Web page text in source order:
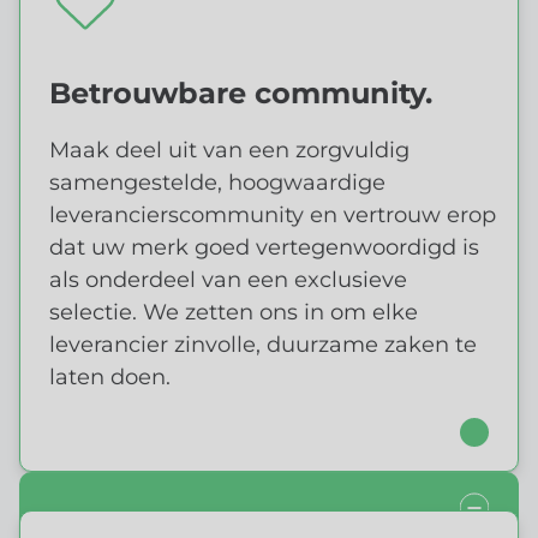
Betrouwbare community.
Maak deel uit van een zorgvuldig
samengestelde, hoogwaardige
leverancierscommunity en vertrouw erop
dat uw merk goed vertegenwoordigd is
als onderdeel van een exclusieve
selectie. We zetten ons in om elke
leverancier zinvolle, duurzame zaken te
laten doen.